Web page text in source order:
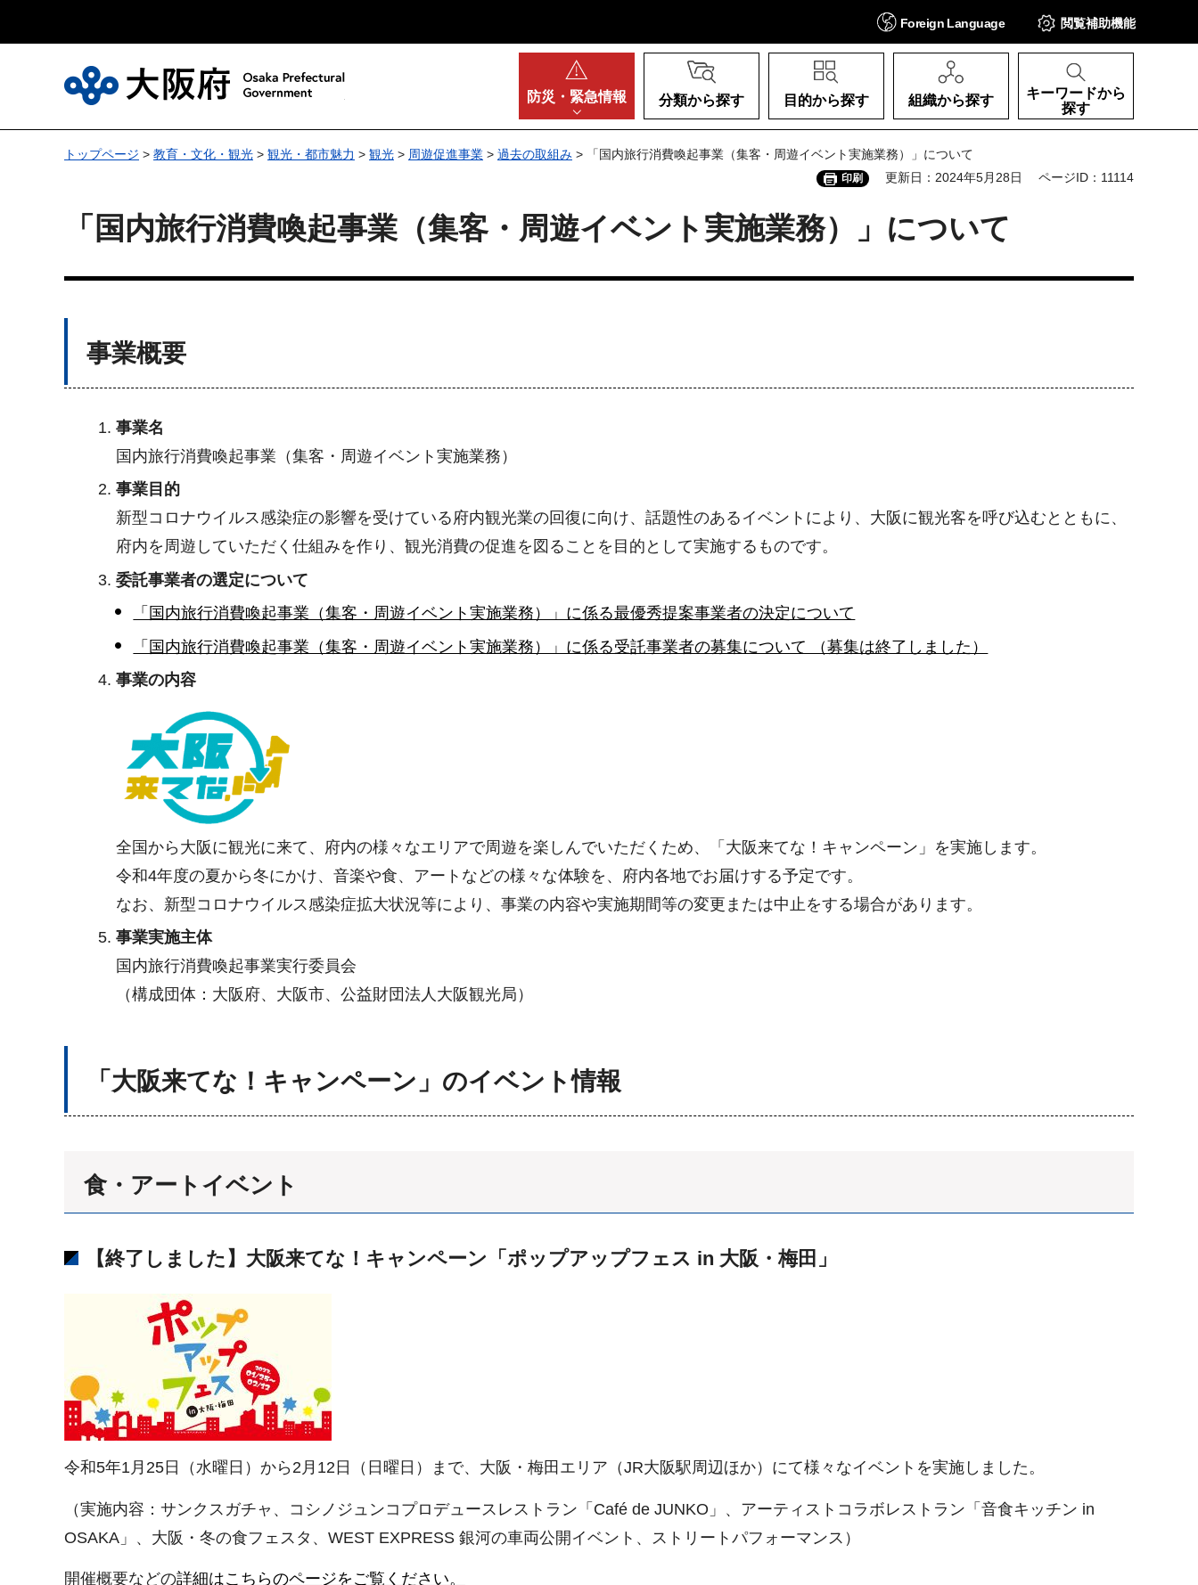
Foreign Language 閲覧補助機能
防災・ 緊急情報 分類から探す 目的から探す 組織から探す
キーワードから
探す
トップページ > 教育・文化・観光 > 観光・都市魅力 > 観光 > 周遊促進事業 > 過去の取組み > 「国内旅行消費喚起事業（集客・周遊イベント実施業務）」について
印刷 更新日：2024年5月28日 ページID：11114
「国内旅行消費喚起事業（集客・周遊イベント実施業務）」について
事業概要
事業名
国内旅行消費喚起事業（集客・周遊イベント実施業務）
事業目的
新型コロナウイルス感染症の影響を受けている府内観光業の回復に向け、話題性のあるイベントにより、大阪に観光客を呼び込むとともに、
府内を周遊していただく仕組みを作り、観光消費の促進を図ることを目的として実施するものです。
委託事業者の選定について
「国内旅行消費喚起事業（集客・周遊イベント実施業務）」に係る最優秀提案事業者の決定について
「国内旅行消費喚起事業（集客・周遊イベント実施業務）」に係る受託事業者の募集について （募集は終了しました）
事業の内容
全国から大阪に観光に来て、府内の様々なエリアで周遊を楽しんでいただくため、「大阪来てな！キャンペーン」を実施します。
令和4年度の夏から冬にかけ、音楽や食、アートなどの様々な体験を、府内各地でお届けする予定です。
なお、新型コロナウイルス感染症拡大状況等により、事業の内容や実施期間等の変更または中止をする場合があります。
事業実施主体
国内旅行消費喚起事業実行委員会
（構成団体：大阪府、大阪市、公益財団法人大阪観光局）
「大阪来てな！キャンペーン」のイベント情報
食・アートイベント
【終了しました】大阪来てな！キャンペーン「ポップアップフェス in 大阪・梅田」
令和5年1月25日（水曜日）から2月12日（日曜日）まで、大阪・梅田エリア（JR大阪駅周辺ほか）にて様々なイベントを実施しました。
（実施内容：サンクスガチャ、コシノジュンコプロデュースレストラン「Café de JUNKO」、アーティストコラボレストラン「音食キッチン in
OSAKA」、大阪・冬の食フェスタ、WEST EXPRESS 銀河の車両公開イベント、ストリートパフォーマンス）
開催概要などの詳細はこちらのページをご覧ください。